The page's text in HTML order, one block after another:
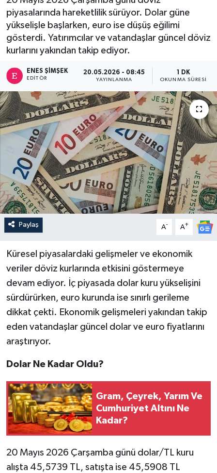
piyasalarında hareketlilik sürüyor. Dolar güne
yükselişle başlarken, euro ise düşüş eğilimi
gösterdi. Yatırımcılar ve vatandaşlar güncel döviz
kurlarını yakından takip ediyor.
ENES ŞIMŞEK
EDITÖR
20.05.2026 - 08:45
YAYINLANMA
1 DK
OKUNMA SÜRESI
Paylaş A- A+
Küresel piyasalardaki gelişmeler ve ekonomik
veriler döviz kurlarında etkisini göstermeye
devam ediyor. İç piyasada dolar kuru yükselişini
sürdürürken, euro kurunda ise sınırlı gerileme
dikkat çekti. Ekonomik gelişmeleri yakından takip
eden vatandaşlar güncel dolar ve euro fiyatlarını
araştırıyor.
Dolar Ne Kadar Oldu?
Gram, Çeyrek, Yarım Ve
Cumhuriyet Altını Ne
Kadar?
20 Mayıs 2026 Çarşamba günü dolar/TL kuru
alışta 45,5739 TL, satışta ise 45,5908 TL